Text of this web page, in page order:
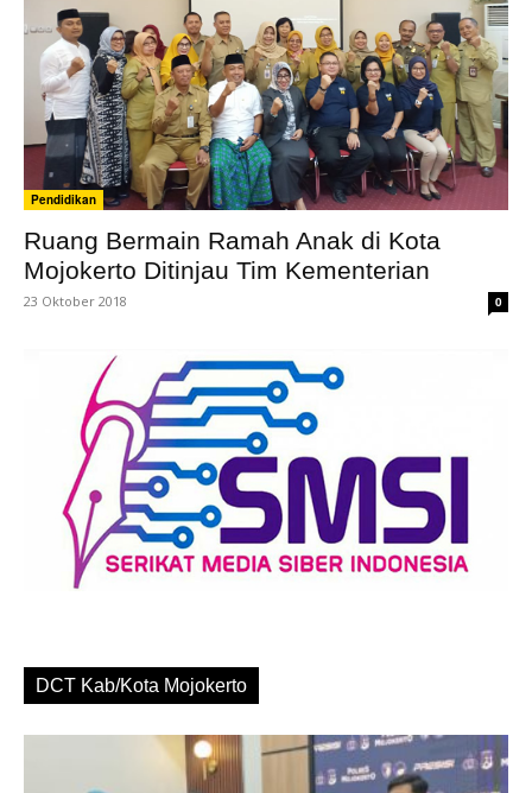
Pendidikan
Ruang Bermain Ramah Anak di Kota
Mojokerto Ditinjau Tim Kementerian
23 Oktober 2018 0
DCT Kab/Kota Mojokerto